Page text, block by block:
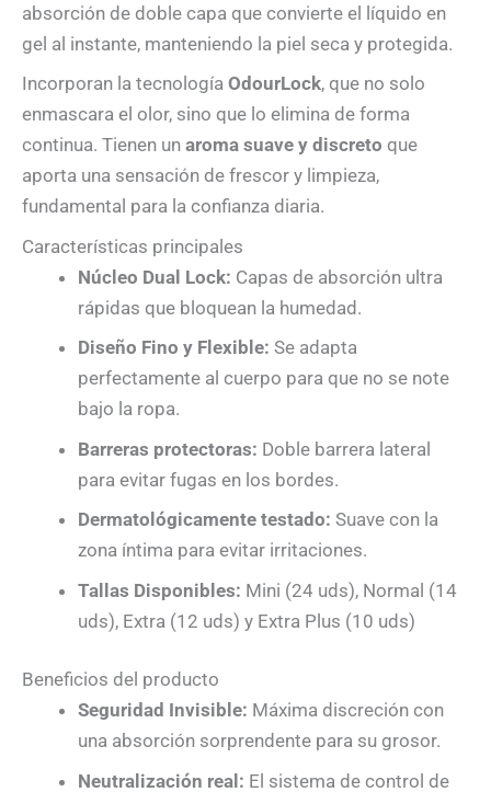
absorción de doble capa que convierte el líquido en
gel al instante, manteniendo la piel seca y protegida.
Incorporan la tecnología OdourLock, que no solo
enmascara el olor, sino que lo elimina de forma
continua. Tienen un aroma suave y discreto que
aporta una sensación de frescor y limpieza,
fundamental para la confianza diaria.
Características principales
Núcleo Dual Lock: Capas de absorción ultra
rápidas que bloquean la humedad.
Diseño Fino y Flexible: Se adapta
perfectamente al cuerpo para que no se note
bajo la ropa.
Barreras protectoras: Doble barrera lateral
para evitar fugas en los bordes.
Dermatológicamente testado: Suave con la
zona íntima para evitar irritaciones.
Tallas Disponibles: Mini (24 uds), Normal (14
uds), Extra (12 uds) y Extra Plus (10 uds)
Beneficios del producto
Seguridad Invisible: Máxima discreción con
una absorción sorprendente para su grosor.
Neutralización real: El sistema de control de